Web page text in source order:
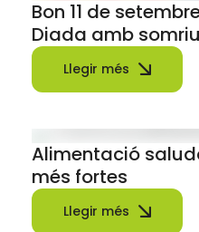
Bon 11 de
Diada amb
Llegir més
Alimentació
més fortes
Llegir més